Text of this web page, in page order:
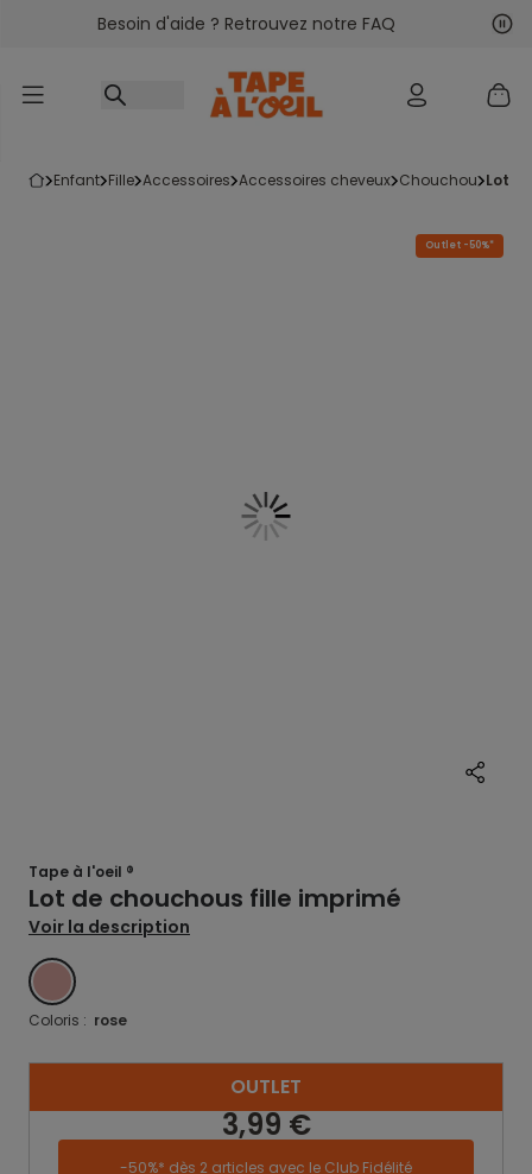
Accéder au contenu
Besoin d'aide ? Retrouvez notre FAQ
enfant fille accessoires accessoires cheveux chouchou lot
Outlet -50%*
Tape à l'oeil ®
Lot de chouchous fille imprimé
Voir la description
ROSE
Coloris : rose
OUTLET
3,99 €
-50%* dès 2 articles avec le Club Fidélité